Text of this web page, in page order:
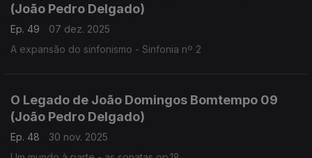
(João Pedro Delgado)
Ep. 49
07 dez. 2025
A expansão do sinfonismo - Sinfonia nº 2
O Legado de João Domingos Bomtempo 09
(João Pedro Delgado)
Ep. 48
30 nov. 2025